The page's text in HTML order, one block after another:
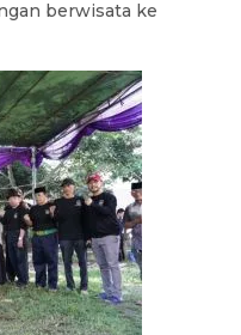
berwisata ke